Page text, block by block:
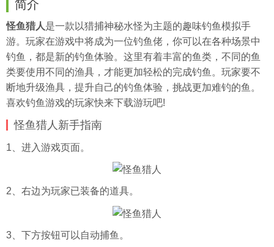
简介
怪鱼猎人是一款以猎捕神秘水怪为主题的趣味钓鱼模拟手
游。玩家在游戏中将成为一位钓鱼佬，你可以在各种场景中
钓鱼，都是新的钓鱼体验。这里有着丰富的鱼类，不同的鱼
类要使用不同的渔具，才能更加轻松的完成钓鱼。玩家要不
断地升级渔具，提升自己的钓鱼体验，挑战更加难钓的鱼。
喜欢钓鱼游戏的玩家快来下载游玩吧!
怪鱼猎人新手指南
1、进入游戏页面。
2、右边为玩家已装备的道具。
3、下方按钮可以自动捕鱼。